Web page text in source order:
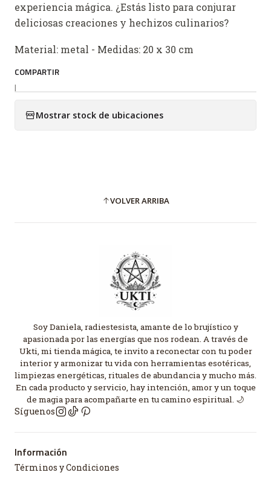
experiencia mágica. ¿Estás listo para conjurar
deliciosas creaciones y hechizos culinarios?
Material: metal - Medidas: 20 x 30 cm
COMPARTIR
|
Mostrar stock de ubicaciones
VOLVER ARRIBA
Soy Daniela, radiestesista, amante de lo brujístico y
apasionada por las energías que nos rodean. A través de
Ukti, mi tienda mágica, te invito a reconectar con tu poder
interior y armonizar tu vida con herramientas esotéricas,
limpiezas energéticas, rituales de abundancia y mucho más.
En cada producto y servicio, hay intención, amor y un toque
de magia para acompañarte en tu camino espiritual. 🌙
Síguenos
Información
Términos y Condiciones